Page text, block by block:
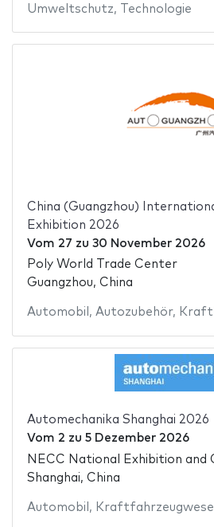
Umweltschutz, Technologie
China (Guangzhou)
Exhibition 2026
Vom 27 zu 30 November 2026
Poly World Trade Center
Guangzhou, China
Automobil , Autozubehör,
Automechanika Shanghai 2026
Vom 2 zu 5 Dezember 2026
NECC National Exhibition and
Shanghai, China
Automobil ,